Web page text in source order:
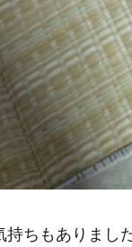
ちもありまし